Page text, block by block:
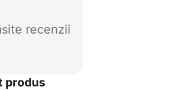
recenzii
produs